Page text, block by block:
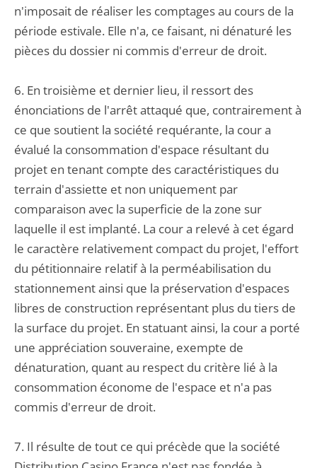
n'imposait de réaliser les comptages au cours de la
période estivale. Elle n'a, ce faisant, ni dénaturé les
pièces du dossier ni commis d'erreur de droit.
6. En troisième et dernier lieu, il ressort des
énonciations de l'arrêt attaqué que, contrairement à
ce que soutient la société requérante, la cour a
évalué la consommation d'espace résultant du
projet en tenant compte des caractéristiques du
terrain d'assiette et non uniquement par
comparaison avec la superficie de la zone sur
laquelle il est implanté. La cour a relevé à cet égard
le caractère relativement compact du projet, l'effort
du pétitionnaire relatif à la perméabilisation du
stationnement ainsi que la préservation d'espaces
libres de construction représentant plus du tiers de
la surface du projet. En statuant ainsi, la cour a porté
une appréciation souveraine, exempte de
dénaturation, quant au respect du critère lié à la
consommation économe de l'espace et n'a pas
commis d'erreur de droit.
7. Il résulte de tout ce qui précède que la société